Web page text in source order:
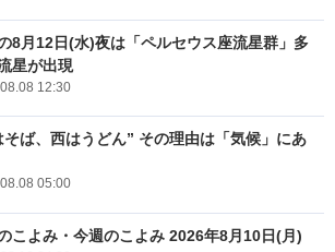
8月12日(水)夜は「ペルセウス座流星群」多
星が出現
12:30
そば、西はうどん” その理由は「気候」にあ
05:00
こよみ・今週のこよみ 2026年8月10日(月)